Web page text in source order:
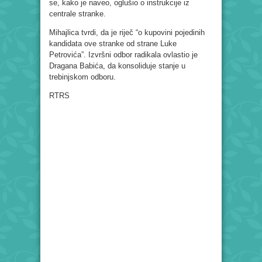
se, kako je naveo, oglušio o instrukcije iz
centrale stranke.
Mihajlica tvrdi, da je riječ “o kupovini pojedinih
kandidata ove stranke od strane Luke
Petrovića”. Izvršni odbor radikala ovlastio je
Dragana Babića, da konsoliduje stanje u
trebinjskom odboru.
RTRS